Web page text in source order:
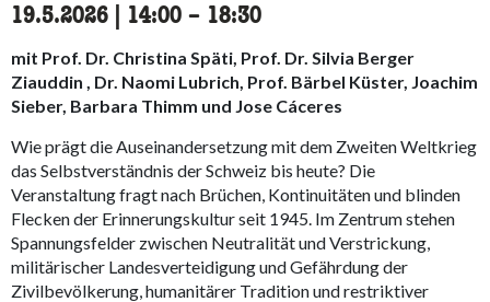
19.5.2026 14:00 accessibility.time_to
– 18:30
mit Prof. Dr. Christina Späti, Prof. Dr. Silvia Berger
Ziauddin , Dr. Naomi Lubrich, Prof. Bärbel Küster, Joachim
Sieber, Barbara Thimm und Jose Cáceres
Wie prägt die Auseinandersetzung mit dem Zweiten Weltkrieg
das Selbstverständnis der Schweiz bis heute? Die
Veranstaltung fragt nach Brüchen, Kontinuitäten und blinden
Flecken der Erinnerungskultur seit 1945. Im Zentrum stehen
Spannungsfelder zwischen Neutralität und Verstrickung,
militärischer Landesverteidigung und Gefährdung der
Zivilbevölkerung, humanitärer Tradition und restriktiver